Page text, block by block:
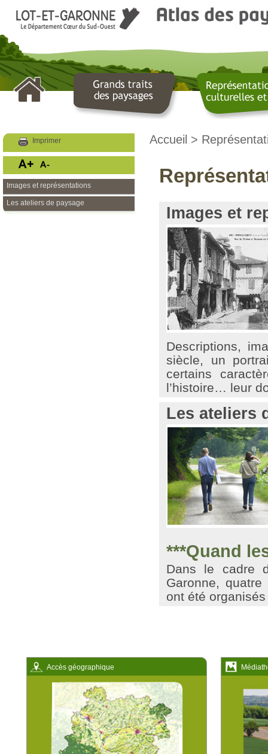
LOT ET GARONNE
Le Département
Imprimer
Images et représentations
Les ateliers de paysage
Accueil >
Images et
Descriptions,
siècle, un
certains
l’histoire… leur
Les ateliers
***Quand
Dans le cadre
Garonne,
ont été
Accès géographique